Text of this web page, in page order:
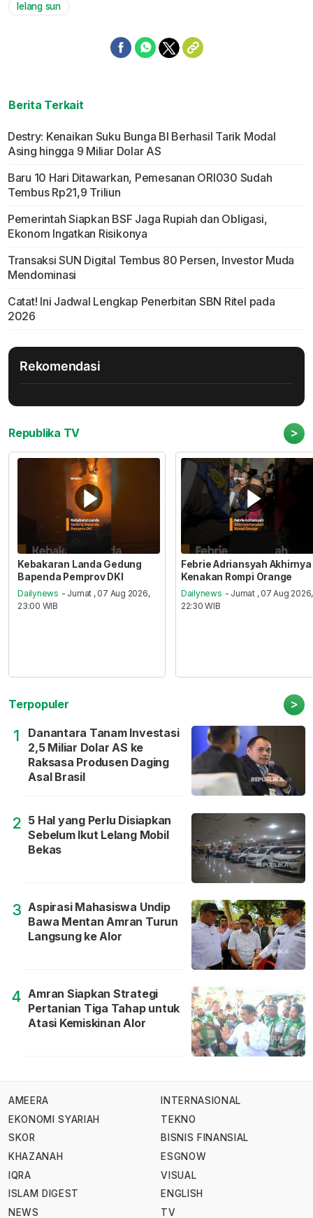
lelang sun
Berita Terkait
Destry: Kenaikan Suku Bunga BI Berhasil Tarik Modal
Asing hingga 9 Miliar Dolar AS
Baru 10 Hari Ditawarkan, Pemesanan ORI030 Sudah
Tembus Rp21,9 Triliun
Pemerintah Siapkan BSF Jaga Rupiah dan Obligasi,
Ekonom Ingatkan Risikonya
Transaksi SUN Digital Tembus 80 Persen, Investor Muda
Mendominasi
Catat! Ini Jadwal Lengkap Penerbitan SBN Ritel pada
2026
Rekomendasi
Republika TV >
Kebakaran Landa Gedung
Bapenda Pemprov DKI
Dailynews - Jumat , 07 Aug 2026,
23:00 WIB
Febrie Adriansyah Akhirnya
Kenakan Rompi Orange
Dailynews - Jumat , 07 Aug 2026,
22:30 WIB
Terpopuler >
1
Danantara Tanam Investasi
2,5 Miliar Dolar AS ke
Raksasa Produsen Daging
Asal Brasil
2 5 Hal yang Perlu Disiapkan
Sebelum Ikut Lelang Mobil
Bekas
3 Aspirasi Mahasiswa Undip
Bawa Mentan Amran Turun
Langsung ke Alor
4 Amran Siapkan Strategi
Pertanian Tiga Tahap untuk
Atasi Kemiskinan Alor
AMEERA
EKONOMI SYARIAH
SKOR
KHAZANAH
IQRA
ISLAM DIGEST
NEWS
INTERNASIONAL
TEKNO
BISNIS FINANSIAL
ESGNOW
VISUAL
ENGLISH
TV